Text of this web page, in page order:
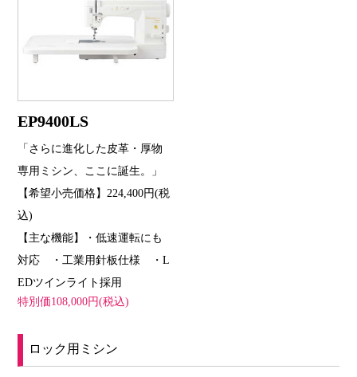
EP9400LS
「さらに進化した皮革・厚物
専用ミシン、ここに誕生。」
【希望小売価格】224,400円(税
込)
【主な機能】・低速運転にも
対応 ・工業用針板仕様 ・L
EDツインライト採用
特別価108,000円(税込)
ロック用ミシン